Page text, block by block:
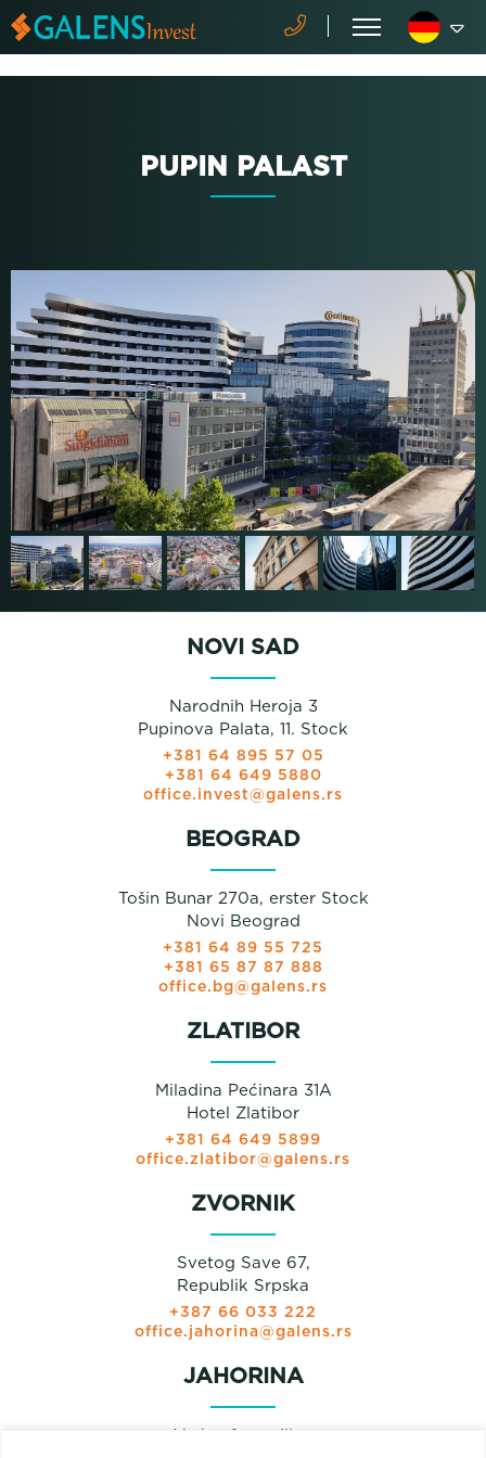
PUPIN PALAST
NOVI SAD
Narodnih Heroja 3
Pupinova Palata, 11. Stock
+381 64 895 57 05
+381 64 649 5880
office.invest@galens.rs
BEOGRAD
Tošin Bunar 270a, erster Stock
Novi Beograd
+381 64 89 55 725
+381 65 87 87 888
office.bg@galens.rs
ZLATIBOR
Miladina Pećinara 31A
Hotel Zlatibor
+381 64 649 5899
office.zlatibor@galens.rs
ZVORNIK
Svetog Save 67,
Republik Srpska
+387 66 033 222
office.jahorina@galens.rs
JAHORINA